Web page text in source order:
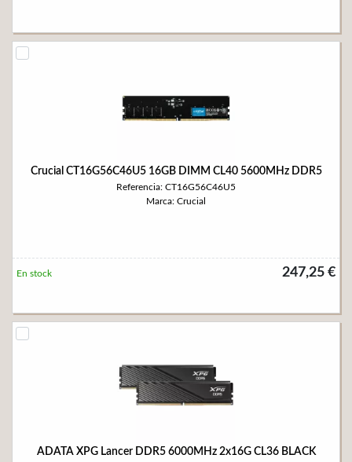
Crucial CT16G56C46U5 16GB DIMM CL40 5600MHz DDR5
Referencia: CT16G56C46U5
Marca: Crucial
247,25 €
En stock
ADATA XPG Lancer DDR5 6000MHz 2x16G CL36 BLACK